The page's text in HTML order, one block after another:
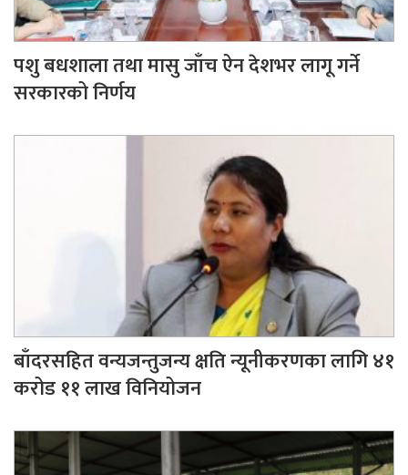
पशु बधशाला तथा मासु जाँच ऐन देशभर लागू गर्ने
सरकारको निर्णय
बाँदरसहित वन्यजन्तुजन्य क्षति न्यूनीकरणका लागि ४१
करोड ११ लाख विनियोजन